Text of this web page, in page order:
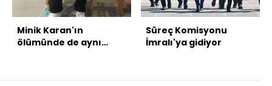
Minik Karan'ın
ölümünde de aynı
Süreç Komisyonu
İmralı'ya gidiyor